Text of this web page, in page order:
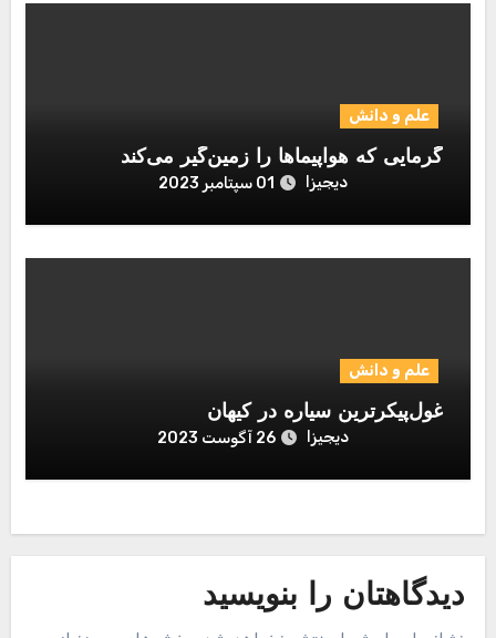
علم و دانش
گرمایی که هواپیماها را زمین‌گیر می‌کند
دیجیزا 01 سپتامبر 2023
علم و دانش
غول‌پیکرترین سیاره در کیهان
دیجیزا 26 آگوست 2023
دیدگاهتان را بنویسید